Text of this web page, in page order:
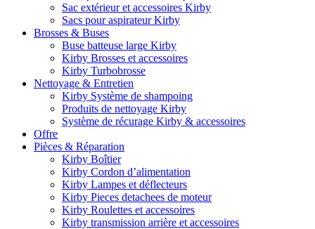
Sac extérieur et accessoires Kirby
Sacs pour aspirateur Kirby
Brosses & Buses
Buse batteuse large Kirby
Kirby Brosses et accessoires
Kirby Turbobrosse
Nettoyage & Entretien
Kirby Système de shampoing
Produits de nettoyage Kirby
Système de récurage Kirby & accessoires
Offre
Pièces & Réparation
Kirby Boîtier
Kirby Cordon d’alimentation
Kirby Lampes et déflecteurs
Kirby Pieces detachees de moteur
Kirby Roulettes et accessoires
Kirby transmission arrière et accessoires